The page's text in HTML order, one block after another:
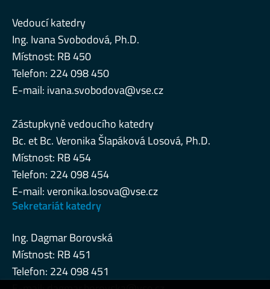
Vedoucí katedry
Ing. Ivana Svobodová, Ph.D.
Místnost: RB 450
Telefon: 224 098 450
E-mail: ivana.svobodova@vse.cz
Zástupkyně vedoucího katedry
Bc. et Bc. Veronika Šlapáková Losová, Ph.D.
Místnost: RB 454
Telefon: 224 098 454
E-mail:veronika.losova@vse.cz
Sekretariát katedry
Ing. Dagmar Borovská
Místnost: RB 451
Telefon: 224 098 451